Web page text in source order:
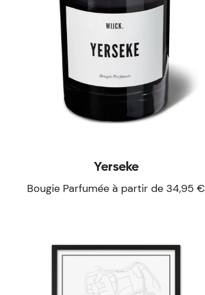
Yerseke
Bougie Parfumée à partir de 34,95 €